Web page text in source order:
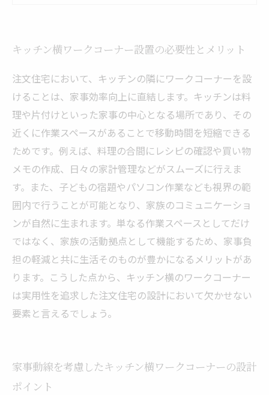
ーのインテリア提案
キッチン横ワークコーナーで実現する新しい家
事スタイルとその未来
キッチン横ワークコーナー設置の必要性とメリット
注文住宅において、キッチンの隣にワークコーナーを設
けることは、家事効率向上に直結します。キッチンは料
理や片付けといった家事の中心となる場所であり、その
近くに作業スペースがあることで移動時間を短縮できる
ためです。例えば、料理の合間にレシピの確認や買い物
メモの作成、日々の家計管理などがスムーズに行えま
す。また、子どもの宿題やパソコン作業なども視界の範
囲内で行うことが可能となり、家族のコミュニケーショ
ンが自然に生まれます。単なる作業スペースとしてだけ
ではなく、家族の活動拠点として機能するため、家事負
担の軽減と共に生活そのものが豊かになるメリットがあ
ります。こうした点から、キッチン横のワークコーナー
は実用性を追求した注文住宅の設計において欠かせない
要素と言えるでしょう。
家事動線を考慮したキッチン横ワークコーナーの設計
ポイント